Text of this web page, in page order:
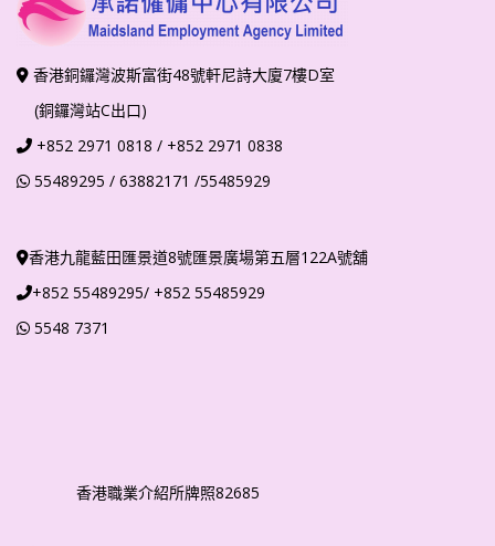
香港銅鑼灣波斯富街48號軒尼詩大廈7樓D室
(銅鑼灣站C出口)
+852 2971 0818 / +852 2971 0838
55489295 / 63882171 /55485929
香港九龍藍田匯景道8號匯景廣場第五層122A號舖
+852 55489295/ +852 55485929
5548 7371
香港職業介紹所牌照82685